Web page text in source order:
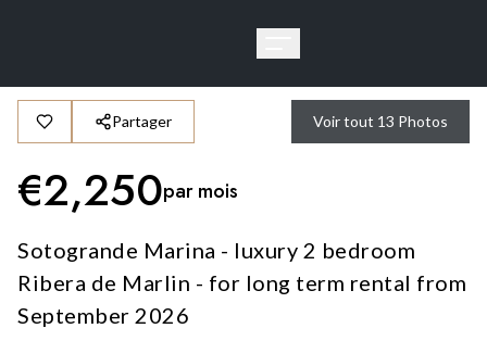
Partager Voir tout 13 Photos
€2,250par mois
Sotogrande Marina - luxury 2 bedroom
Ribera de Marlin - for long term rental from
September 2026